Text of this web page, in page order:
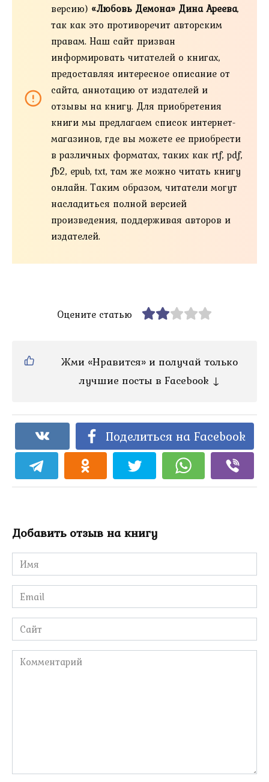
версию) «Любовь Демона» Дина Ареева,
так как это противоречит авторским
правам. Наш сайт призван
информировать читателей о книгах,
предоставляя интересное описание от
сайта, аннотацию от издателей и
отзывы на книгу. Для приобретения
книги мы предлагаем список интернет-
магазинов, где вы можете ее приобрести
в различных форматах, таких как rtf, pdf,
fb2, epub, txt, там же можно читать книгу
онлайн. Таким образом, читатели могут
насладиться полной версией
произведения, поддерживая авторов и
издателей.
Оцените статью
Жми «Нравится» и получай только
лучшие посты в Facebook ↓
Поделиться на Facebook
Добавить отзыв на книгу
Имя
*
Email
*
Сайт
Комментарий